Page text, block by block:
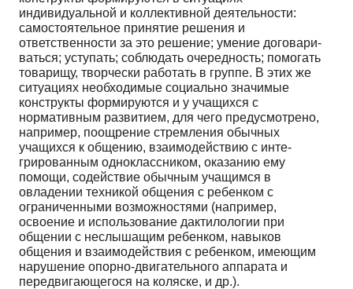
индивидуальной и коллек­тивной деятельности:
самостоятельное принятие реше­ния и
ответственности за это решение; умение договари­
ваться; уступать; соблюдать очередность; помогать
това­рищу, творчески работать в группе. В этих же
ситуациях необходимые социально значимые
конструкты форми­руются и у учащихся с
нормативным развитием, для че­го предусмотрено,
например, поощрение стремления обычных
учащихся к общению, взаимодействию с инте­
грированным одноклассником, оказанию ему
помощи, содействие обычным учащимся в
овладении техникой общения с ребенком с
ограниченными возможностями (например,
освоение и использование дактилологии при
общении с неслышащим ребенком, навыков
общения и взаимодействия с ребенком, имеющим
нарушение опор­но-двигательного аппарата и
передвигающегося на ко­ляске, и др.).